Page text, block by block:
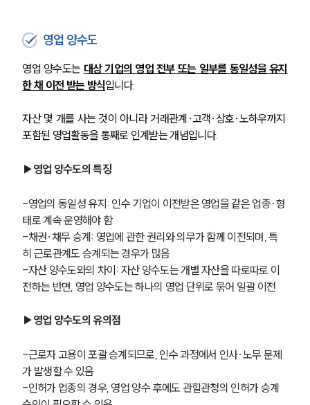
영업 양수도
영업 양수도는 대상 기업의 영업 전부 또는 일부를 동일성을 유지
한 채 이전 받는 방식입니다.
자산 몇 개를 사는 것이 아니라 거래관계·고객·상호·노하우까지
포함된 영업활동을 통째로 인계받는 개념입니다.
▶영업 양수도의 특징
-영업의 동일성 유지: 인수 기업이 이전받은 영업을 같은 업종·형
태로 계속 운영해야 함
-채권·채무 승계: 영업에 관한 권리와 의무가 함께 이전되며, 특
히 근로관계도 승계되는 경우가 많음
-자산 양수도와의 차이: 자산 양수도는 개별 자산을 따로따로 이
전하는 반면, 영업 양수도는 하나의 영업 단위로 묶어 일괄 이전
▶영업 양수도의 유의점
-근로자 고용이 포괄 승계되므로, 인수 과정에서 인사·노무 문제
가 발생할 수 있음
-인허가 업종의 경우, 영업 양수 후에도 관할관청의 인허가 승계